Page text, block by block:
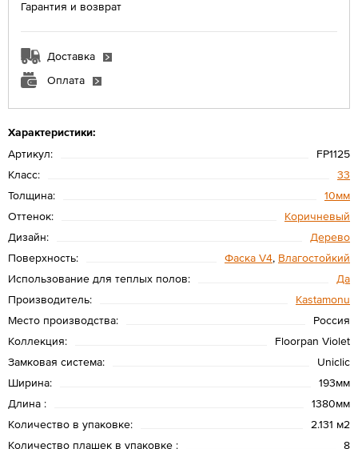
Характеристики:
Артикул:
FP1125
Класс:
33
Толщина:
10мм
Оттенок:
Коричневый
Дизайн:
Дерево
Поверхность:
Фаска V4, Влагостойкий
Использование для теплых полов:
Да
Производитель:
Kastamonu
Место производства:
Россия
Коллекция:
Floorpan Violet
Замковая система:
Uniclic
Ширина:
193мм
Длина :
1380мм
Количество в упаковке:
2.131 м2
Количество плашек в упаковке :
8
Гарантия и возврат
Доставка
Оплата